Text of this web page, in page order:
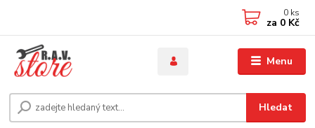
Menu
Hledat
0 ks
za 0 Kč